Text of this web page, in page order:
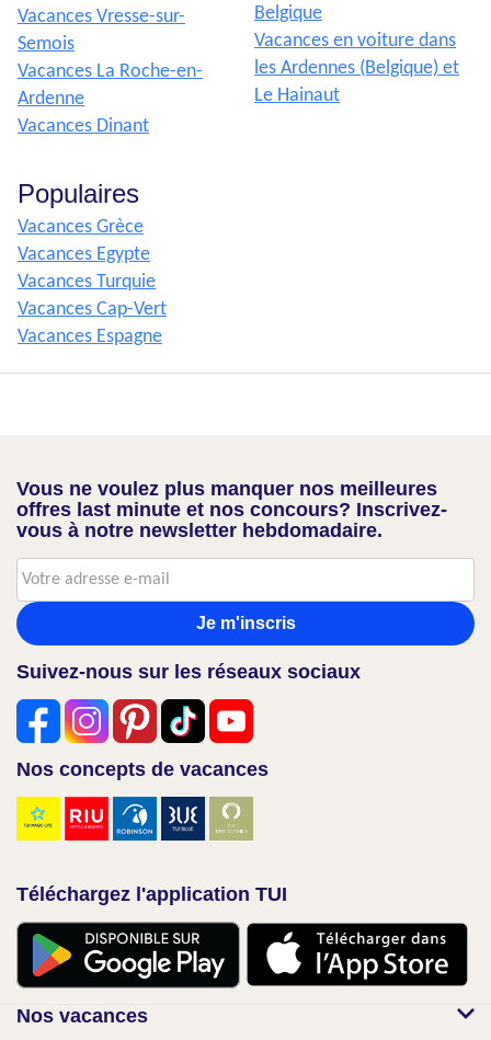
Vacances Vresse-sur-
Semois
Vacances La Roche-en-
Ardenne
Vacances Dinant
Belgique
Vacances en voiture dans
les Ardennes (Belgique) et
Le Hainaut
Populaires
Vacances Grèce
Vacances Egypte
Vacances Turquie
Vacances Cap-Vert
Vacances Espagne
Vous ne voulez plus manquer nos meilleures
offres last minute et nos concours? Inscrivez-
vous à notre newsletter hebdomadaire.
Je m'inscris
Suivez-nous sur les réseaux sociaux
Nos concepts de vacances
Téléchargez l'application TUI
Nos vacances